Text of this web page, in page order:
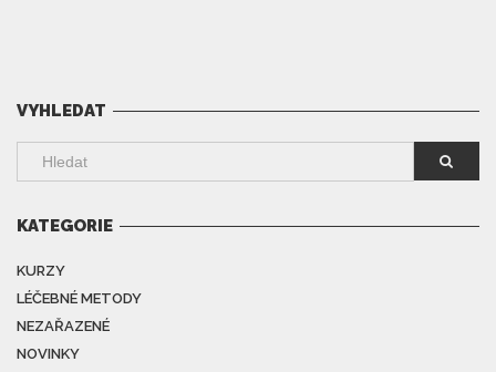
VYHLEDAT
KATEGORIE
KURZY
LÉČEBNÉ METODY
NEZAŘAZENÉ
NOVINKY